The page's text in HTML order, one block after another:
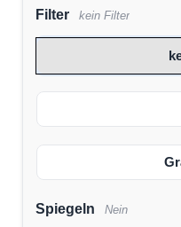
Filter kein Filter
Spiegeln Nein